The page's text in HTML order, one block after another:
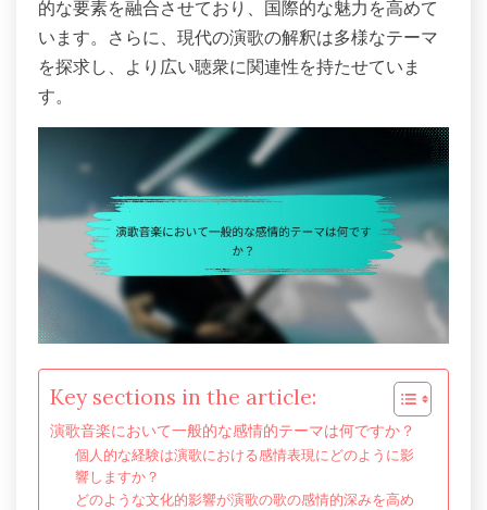
的な要素を融合させており、国際的な魅力を高めて
います。さらに、現代の演歌の解釈は多様なテーマ
を探求し、より広い聴衆に関連性を持たせていま
す。
Key sections in the article:
演歌音楽において一般的な感情的テーマは何ですか？
個人的な経験は演歌における感情表現にどのように影
響しますか？
どのような文化的影響が演歌の歌の感情的深みを高め